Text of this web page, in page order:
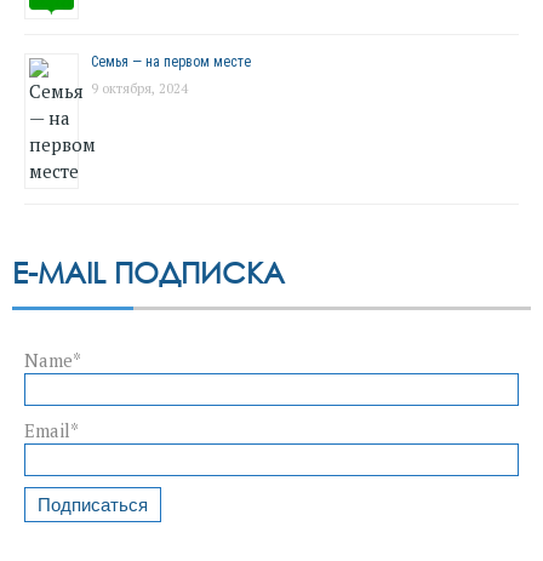
Семья — на первом месте
9 октября, 2024
E-MAIL ПОДПИСКА
Name*
Email*